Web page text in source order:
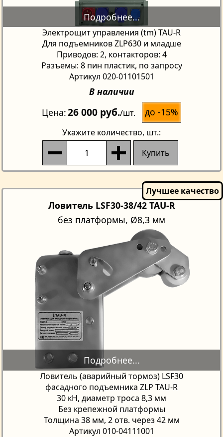
Электрощит управления (tm) TAU-R
Для подъемников ZLP630 и младше
Приводов: 2, контакторов: 4
Разъемы: 8 пин пластик, по запросу
Артикул 020-01101501
В наличии
Цена 26 000 руб./шт. до -15%
Укажите количество, шт.:
Купить
Ловитель LSF30-38/42 TAU-R
без платформы, Ø8,3 мм
Ловитель (аварийный тормоз) LSF30
фасадного подъемника ZLP TAU-R
30 кН, диаметр троса 8,3 мм
Без крепежной платформы
Толщина 38 мм, 2 отв. через 42 мм
Артикул 010-04111001